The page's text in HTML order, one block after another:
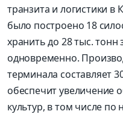
транзита и логистики в
было построено 18
хранить до 28 тыс. тонн
одновременно.
терминала составляет
обеспечит увеличение
культур, в том числе по